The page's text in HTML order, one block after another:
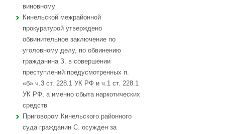
виновному
Кинельской межрайонной
прокуратурой утверждено
обвинительное заключение по
уголовному делу, по обвинению
гражданина З. в совершении
преступлений предусмотренных п.
«б» ч.3 ст. 228.1 УК РФ и ч.1 ст. 228.1
УК РФ, а именно сбыта наркотических
средств
Приговором Кинельского районного
суда гражданин С. осужден за